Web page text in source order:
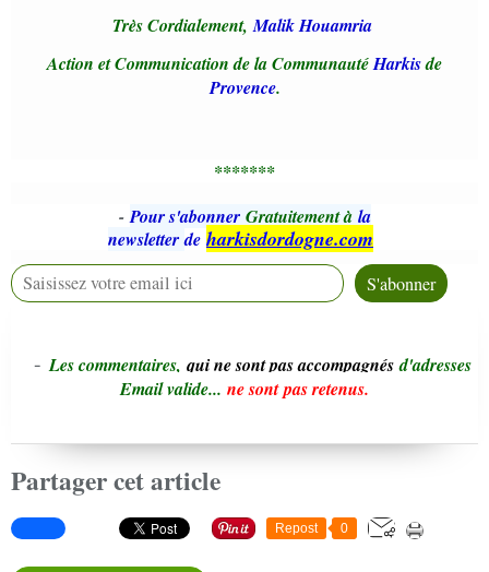
Très Cordialement,Malik Houamria
Action et Communication de la CommunautéHarkisde
Provence.
*******
- Pour s'abonner Gratuitement à la
newsletter de harkisdordogne.com
- Les commentaires, qui ne sont pas accompagnés d'adresses
Email valide... ne sont pas retenus.
Partager cet article
Repost 0